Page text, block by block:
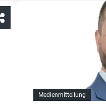
Medienmitteilung